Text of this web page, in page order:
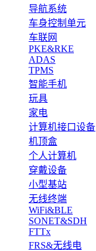
导航系统
车身控制单元
车联网
PKE&RKE
ADAS
TPMS
智能手机
玩具
家电
计算机接口设备
机顶盒
个人计算机
穿戴设备
小型基站
无线终端
WiFi&BLE
SONET&SDH
FTTx
FRS&无线电